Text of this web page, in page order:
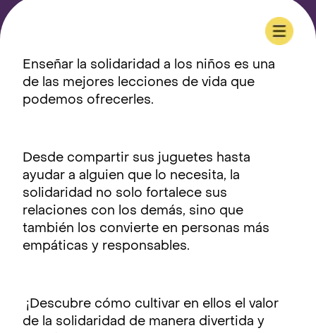
Enseñar la solidaridad a los niños es una
de las mejores lecciones de vida que
podemos ofrecerles.
Desde compartir sus juguetes hasta
ayudar a alguien que lo necesita, la
solidaridad no solo fortalece sus
relaciones con los demás, sino que
también los convierte en personas más
empáticas y responsables.
¡Descubre cómo cultivar en ellos el valor
de la solidaridad de manera divertida y